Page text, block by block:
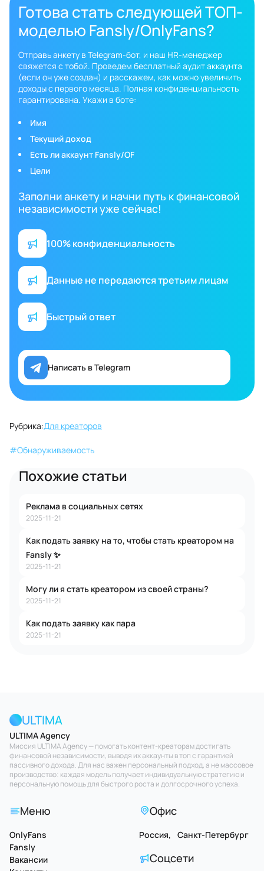
Готова стать следующей ТОП-
моделью Fansly/OnlyFans?
Отправь анкету в Telegram-бот, и наш HR-менеджер
свяжется с тобой. Проведем бесплатный аудит аккаунта
(если он уже создан) и расскажем, как можно увеличить
доходы с первого месяца. Полная конфиденциальность
гарантирована. Укажи в боте:
Имя
Текущий доход
Есть ли аккаунт Fansly/OF
Цели
Заполни анкету и начни путь к финансовой
независимости уже сейчас!
100% конфиденциальность
Данные не передаются третьим лицам
Быстрый ответ
Написать в Telegram
Рубрика:Для креаторов
#Обнаруживаемость
Похожие статьи
Реклама в социальных сетях
2025-11-21
Как подать заявку на то, чтобы стать креатором на
Fansly ✨
2025-11-21
Могу ли я стать креатором из своей страны?
2025-11-21
Как подать заявку как пара
2025-11-21
ULTIMA
ULTIMA Agency
Миссия ULTIMA Agency — помогать контент-креаторам достигать
финансовой независимости, выводя их аккаунты в топ с гарантией
пассивного дохода. Для нас важен персональный подход, а не массовое
производство: каждая модель получает индивидуальную стратегию и
персональную помощь для быстрого роста и долгосрочного успеха.
Меню
OnlyFans
Fansly
Вакансии
Офис
Россия, Санкт-Петербург
Соцсети